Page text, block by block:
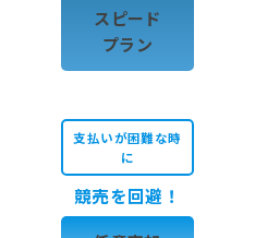
スピード
プラン
支払いが困難な時
に
競売を回避！